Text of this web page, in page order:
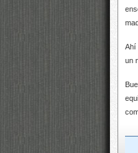
Ahí
un